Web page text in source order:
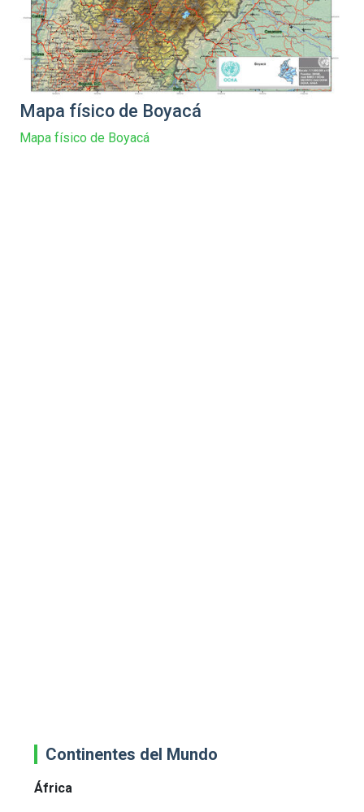
Mapa físico de Boyacá
Mapa físico de Boyacá
Continentes del Mundo
África